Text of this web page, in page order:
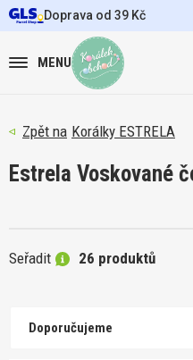
Doprava od 39 Kč
MENU
Korálky ESTRELA
Estrela Voskované
Seřadit 26 produktů
Doporučujeme